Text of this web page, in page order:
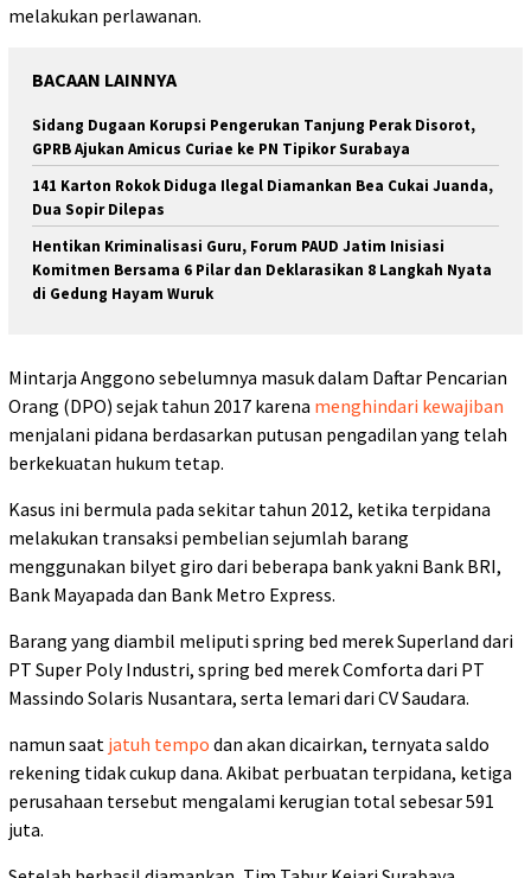
melakukan perlawanan.
BACAAN LAINNYA
Sidang Dugaan Korupsi Pengerukan Tanjung Perak Disorot,
GPRB Ajukan Amicus Curiae ke PN Tipikor Surabaya
141 Karton Rokok Diduga Ilegal Diamankan Bea Cukai Juanda,
Dua Sopir Dilepas
Hentikan Kriminalisasi Guru, Forum PAUD Jatim Inisiasi
Komitmen Bersama 6 Pilar dan Deklarasikan 8 Langkah Nyata
di Gedung Hayam Wuruk
Mintarja Anggono sebelumnya masuk dalam Daftar Pencarian
Orang (DPO) sejak tahun 2017 karena menghindari kewajiban
menjalani pidana berdasarkan putusan pengadilan yang telah
berkekuatan hukum tetap.
Kasus ini bermula pada sekitar tahun 2012, ketika terpidana
melakukan transaksi pembelian sejumlah barang
menggunakan bilyet giro dari beberapa bank yakni Bank BRI,
Bank Mayapada dan Bank Metro Express.
Barang yang diambil meliputi spring bed merek Superland dari
PT Super Poly Industri, spring bed merek Comforta dari PT
Massindo Solaris Nusantara, serta lemari dari CV Saudara.
namun saat jatuh tempo dan akan dicairkan, ternyata saldo
rekening tidak cukup dana. Akibat perbuatan terpidana, ketiga
perusahaan tersebut mengalami kerugian total sebesar 591
juta.